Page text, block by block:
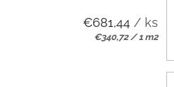
€681,44 / ks
Jednotková
€340,72 / 1 m2